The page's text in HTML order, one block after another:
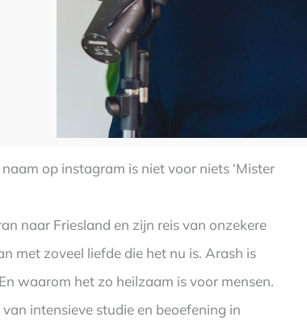
op instagram is niet voor niets ‘Mister
naar Friesland en zijn reis van onzekere
met zoveel liefde die het nu is. Arash is
waarom het zo heilzaam is voor mensen.
intensieve studie en beoefening in